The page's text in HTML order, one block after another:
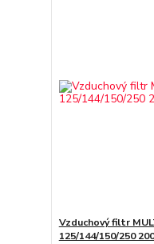
Vzduchový filtr
125/144/150/250